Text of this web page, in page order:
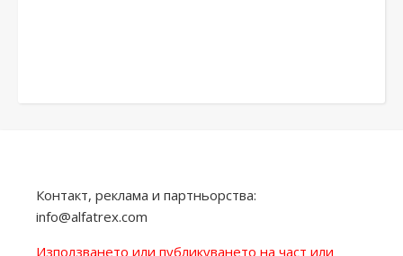
Контакт, реклама и партньорства:
info@alfatrex.com
Използването или публикуването на част или